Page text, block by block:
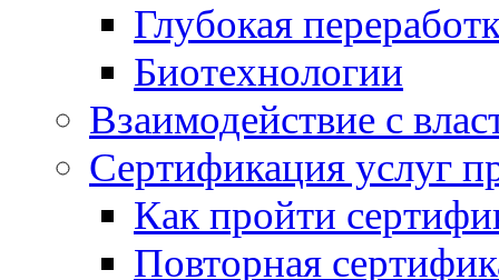
Глубокая
Биотехнологии
Взаимодействие с
Сертификация услуг
Как пройти
Повторная